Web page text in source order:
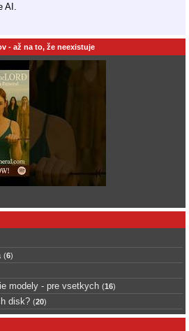
AI.
- až na to, že neexistuje
(6)
modely - pre vsetkych (16)
disk? (20)